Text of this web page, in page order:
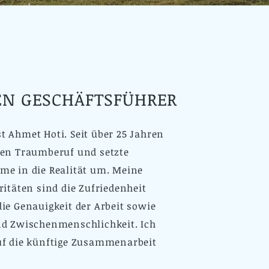
GESCHÄFTSFÜHRER
Ahmet Hoti. Seit über 25 Jahren
Traumberuf und setzte
in die Realität um. Meine
sind die Zufriedenheit
Genauigkeit der Arbeit sowie
Zwischenmenschlichkeit. Ich
die künftige Zusammenarbeit